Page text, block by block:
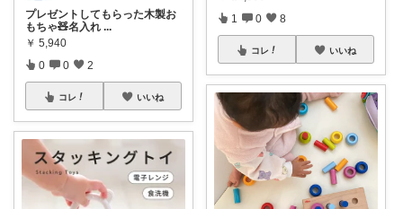
プレゼントしてもらった木製お
もちゃ🧸名入れ ...
￥ 5,940
0 0 2
コレ いいね
1 0 8
コレ いいね